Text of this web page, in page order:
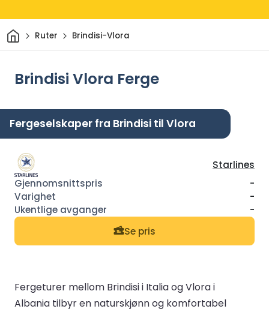
HjemRuter Brindisi-Vlora
Brindisi Vlora Ferge
Fergeselskaper fra Brindisi til Vlora
Starlines
-
-
-
Se pris
Fergeturer mellom Brindisi i Italia og Vlora i
Albania tilbyr en naturskjønn og komfortabel